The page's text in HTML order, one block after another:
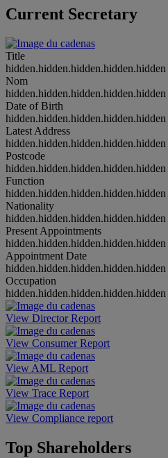
Current Secretary
Title
hidden.hidden.hidden.hidden.hidden
Nom
hidden.hidden.hidden.hidden.hidden
Date of Birth
hidden.hidden.hidden.hidden.hidden
Latest Address
hidden.hidden.hidden.hidden.hidden
Postcode
hidden.hidden.hidden.hidden.hidden
Function
hidden.hidden.hidden.hidden.hidden
Nationality
hidden.hidden.hidden.hidden.hidden
Present Appointments
hidden.hidden.hidden.hidden.hidden
Appointment Date
hidden.hidden.hidden.hidden.hidden
Occupation
hidden.hidden.hidden.hidden.hidden
View Director Report
View Consumer Report
View AML Report
View Trace Report
View Compliance report
Top Shareholders